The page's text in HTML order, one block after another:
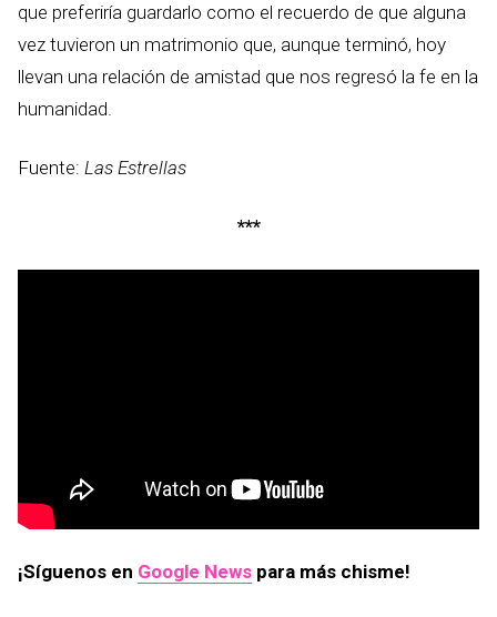
que preferiría guardarlo como el recuerdo de que alguna
vez tuvieron un matrimonio que, aunque terminó, hoy
llevan una relación de amistad que nos regresó la fe en la
humanidad.
Fuente: Las Estrellas
***
¡Síguenos en Google News para más chisme!